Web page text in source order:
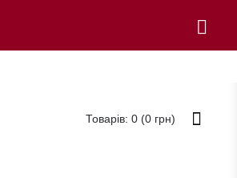
Товарів: 0 (0 грн)